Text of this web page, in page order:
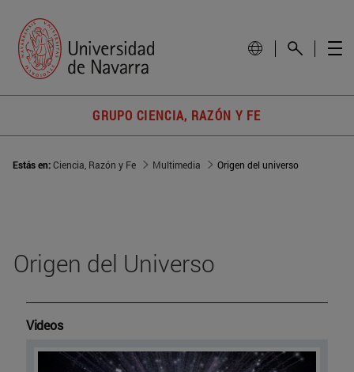
GRUPO CIENCIA, RAZÓN Y FE
Estás en:Ciencia, Razón y Fe Multimedia Origen del universo
Origen del Universo
Videos